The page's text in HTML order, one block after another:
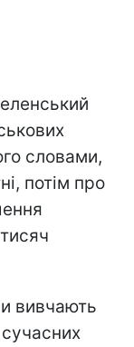
словами,
потім про
вивчають